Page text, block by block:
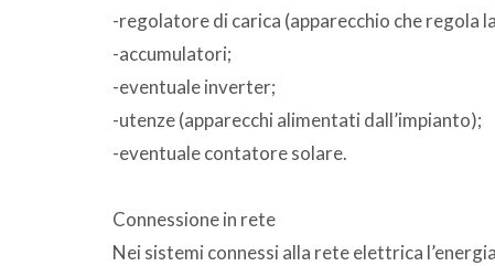
-regolatore di carica (apparecchio che regola
-accumulatori;
-eventuale inverter;
-utenze (apparecchi alimentati dall’impianto);
-eventuale contatore solare.
Connessione in rete
Nei sistemi connessi alla rete elettrica